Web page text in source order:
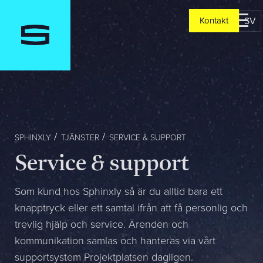
Kontakt
Berätta om er verksamhet, er vision och ert nuläge. Vi
redan samma dag
Jag är...
Jag vill...
Mitt största problem är...
Kontakt SV
SPHINXLY TJÄNSTER SERVICE & SUPPORT
Service & support
Som kund hos Sphinxly så är du alltid bara ett
knapptryck eller ett samtal ifrån att få personlig och
trevlig hjälp och service. Ärenden och
kommunikation samlas och hanteras via vårt
supportsystem Projektplatsen dagligen.